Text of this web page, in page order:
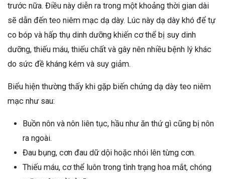
trước nữa. Điều này diễn ra trong một khoảng thời gian dài
sẽ dẫn đến teo niêm mạc dạ dày. Lúc này dạ dày khó để tự
co bóp và hấp thụ dinh dưỡng khiến cơ thể bị suy dinh
dưỡng, thiếu máu, thiếu chất và gây nên nhiều bệnh lý khác
do sức đề kháng kém và suy giảm.
Biểu hiện thường thấy khi gặp biến chứng dạ dày teo niêm
mạc như sau:
Buồn nôn và nôn liên tục, hầu như ăn thứ gì cũng bị nôn
ra ngoài.
Đau bụng, cơn đau dữ dội hoặc nhói lên từng cơn.
Thiếu máu, cơ thể luôn trong tình trạng hoa mắt, chóng